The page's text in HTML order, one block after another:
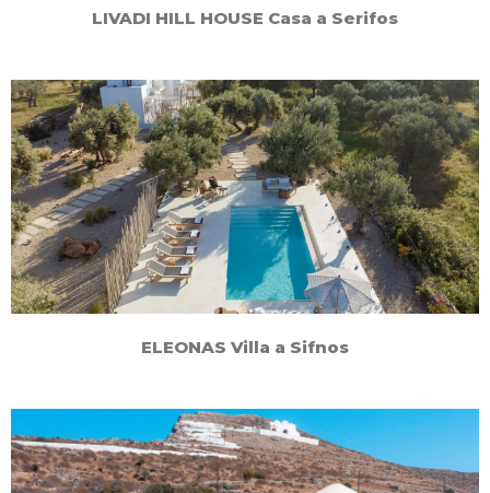
LIVADI HILL HOUSE Casa a Serifos
ELEONAS Villa a Sifnos